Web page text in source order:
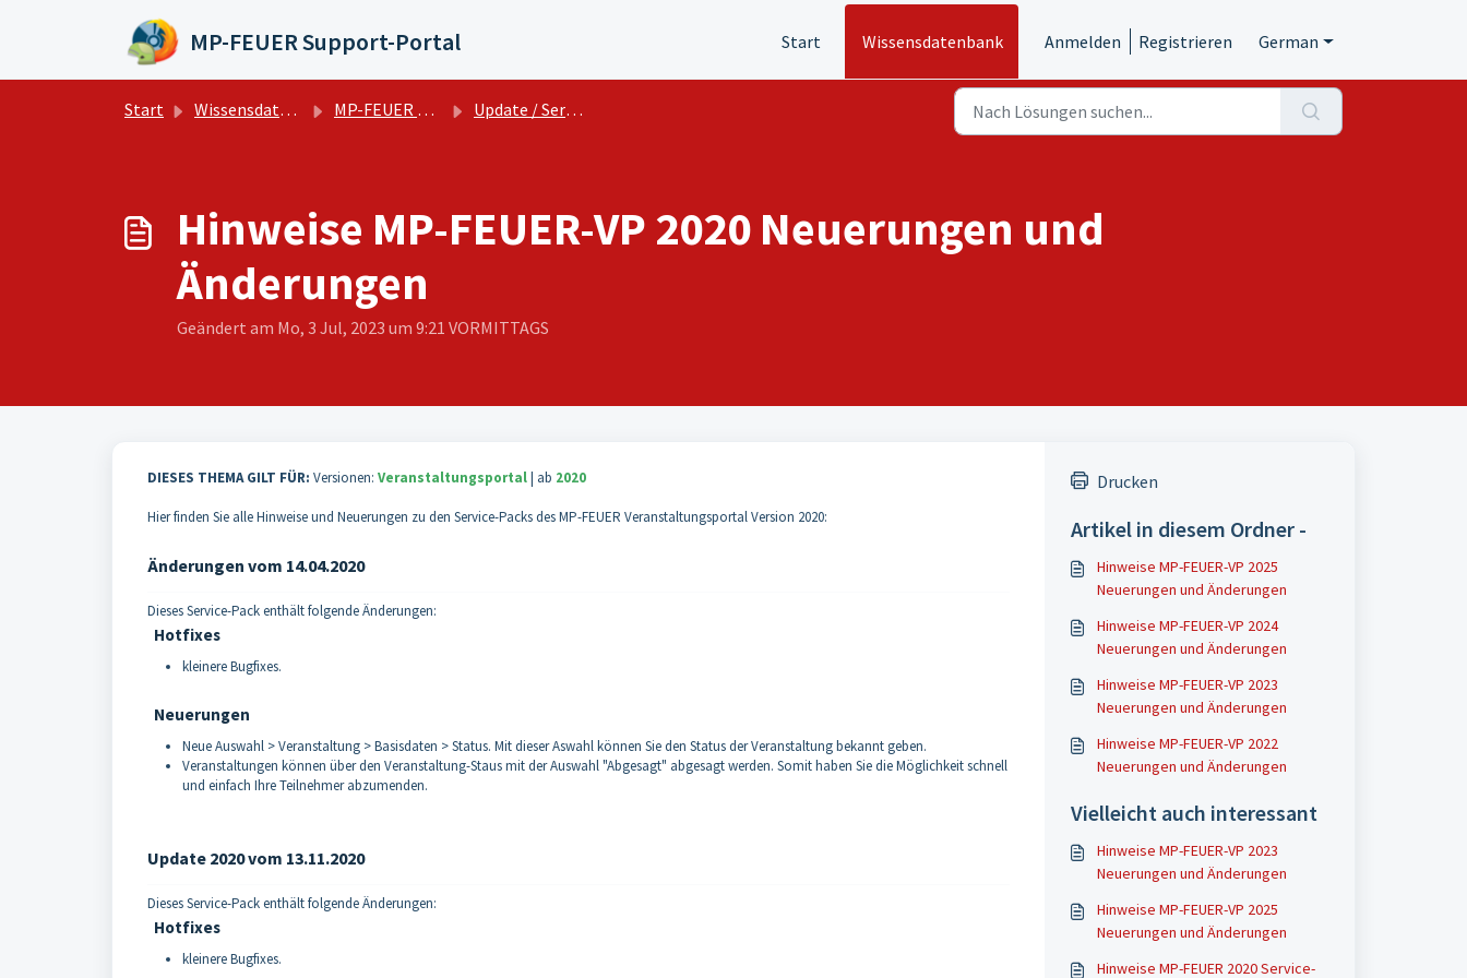
MP-FEUER Support-Portal Start Wissensdatenbank Anmelden Registrieren German
Start Wissensdatenbank MP-FEUER Webservice Veranstaltungsportal Update / Service-Pack
Hinweise MP-FEUER-VP 2020 Neuerungen und
Änderungen
Geändert am Mo, 3 Jul, 2023 um 9:21 VORMITTAGS
DIESES THEMA GILT FÜR: Versionen: Veranstaltungsportal| ab 2020
Hier finden Sie alle Hinweise und Neuerungen zu den Service-Packs des MP-FEUER Veranstaltungsportal Version 2020:
Änderungen vom 14.04.2020
Dieses Service-Pack enthält folgende Änderungen:
Hotfixes
kleinere Bugfixes.
Neuerungen
Neue Auswahl > Veranstaltung > Basisdaten > Status. Mit dieser Aswahl können Sie den Status der Veranstaltung bekannt geben.
Veranstaltungen können über den Veranstaltung-Staus mit der Auswahl "Abgesagt" abgesagt werden. Somit haben Sie die Möglichkeit schnell
und einfach Ihre Teilnehmer abzumenden.
Update 2020 vom 13.11.2020
Dieses Service-Pack enthält folgende Änderungen:
Hotfixes
kleinere Bugfixes.
Drucken
Artikel in diesem Ordner -
Hinweise MP-FEUER-VP 2025
Neuerungen und Änderungen
Hinweise MP-FEUER-VP 2024
Neuerungen und Änderungen
Hinweise MP-FEUER-VP 2023
Neuerungen und Änderungen
Hinweise MP-FEUER-VP 2022
Neuerungen und Änderungen
Vielleicht auch interessant
Hinweise MP-FEUER-VP 2023
Neuerungen und Änderungen
Hinweise MP-FEUER-VP 2025
Neuerungen und Änderungen
Hinweise MP-FEUER 2020 Service-